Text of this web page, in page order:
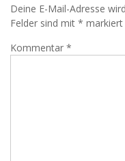
Deine E-Mail-Adresse
Felder sind mit * markiert
Kommentar *